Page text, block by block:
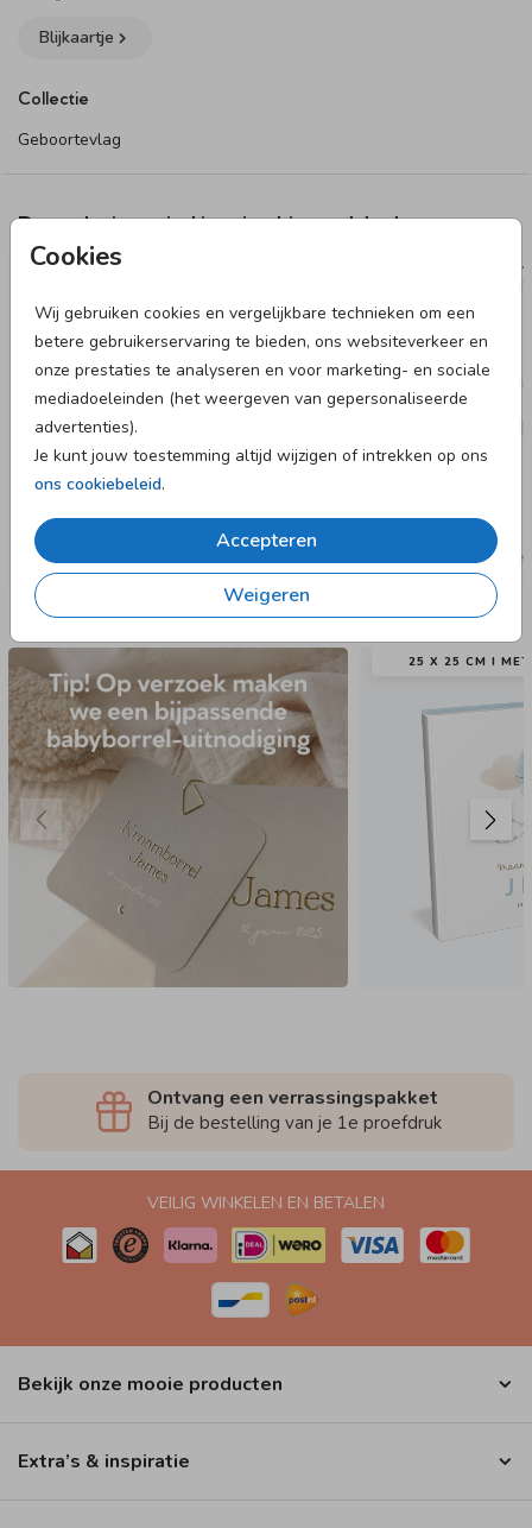
Cookies
Wij gebruiken cookies en vergelijkbare technieken om een
betere gebruikerservaring te bieden, ons websiteverkeer en
onze prestaties te analyseren en voor marketing- en sociale
mediadoeleinden (het weergeven van gepersonaliseerde
advertenties).
Je kunt jouw toestemming altijd wijzigen of intrekken op ons
ons cookiebeleid.
Accepteren
Weigeren
Blijkaartje
Collectie
Geboortevlag
Deze designs vind je misschien ook leuk
Nog meer in deze stijl
25 X 25 CM I MET
Ontvang een verrassingspakket
Bij de bestelling van je 1e proefdruk
VEILIG WINKELEN EN BETALEN
Bekijk onze mooie producten
Extra’s & inspiratie